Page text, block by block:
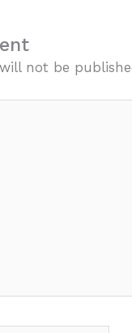
not be